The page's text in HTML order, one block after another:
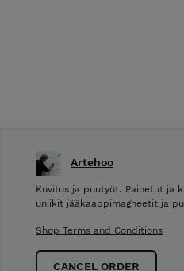
Artehoo
Kuvitus ja puutyöt. Painetut ja
uniikit jääkaappimagneetit ja
Shop Terms and Conditions
CANCEL ORDER